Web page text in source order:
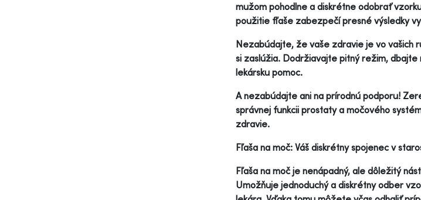
mužom pohodlne a diskrétne odobrať
použitie fľaše zabezpečí presné výsledky
Nezabúdajte, že vaše zdravie je vo vašich
si zaslúžia. Dodržiavajte pitný režim,
lekársku pomoc.
A nezabúdajte ani na prírodnú podporu!
správnej funkcii prostaty a močového
zdravie.
Fľaša na moč: Váš diskrétny spojenec v
Fľaša na moč je nenápadný, ale dôležitý
Umožňuje jednoduchý a diskrétny odber